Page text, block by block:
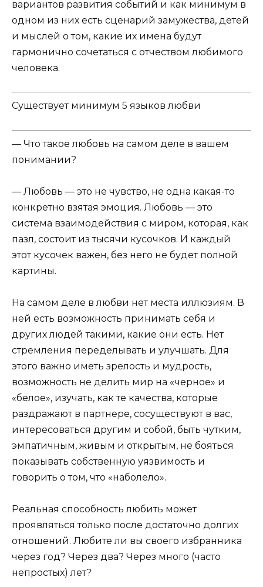
вариантов развития событий и как минимум в
одном из них есть сценарий замужества, детей
и мыслей о том, какие их имена будут
гармонично сочетаться с отчеством любимого
человека.
Существует минимум 5 языков любви
— Что такое любовь на самом деле в вашем
понимании?
— Любовь — это не чувство, не одна какая-то
конкретно взятая эмоция. Любовь — это
система взаимодействия с миром, которая, как
пазл, состоит из тысячи кусочков. И каждый
этот кусочек важен, без него не будет полной
картины.
На самом деле в любви нет места иллюзиям. В
ней есть возможность принимать себя и
других людей такими, какие они есть. Нет
стремления переделывать и улучшать. Для
этого важно иметь зрелость и мудрость,
возможность не делить мир на «черное» и
«белое», изучать, как те качества, которые
раздражают в партнере, сосуществуют в вас,
интересоваться другим и собой, быть чутким,
эмпатичным, живым и открытым, не бояться
показывать собственную уязвимость и
говорить о том, что «наболело».
Реальная способность любить может
проявляться только после достаточно долгих
отношений. Любите ли вы своего избранника
через год? Через два? Через много (часто
непростых) лет?